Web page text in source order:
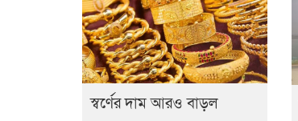
স্বর্ণের দাম আরও বাড়ল